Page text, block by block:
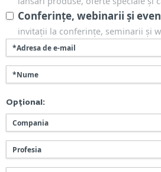
Conferințe, webinarii și
invitații la conferințe, seminarii și
Opțional: